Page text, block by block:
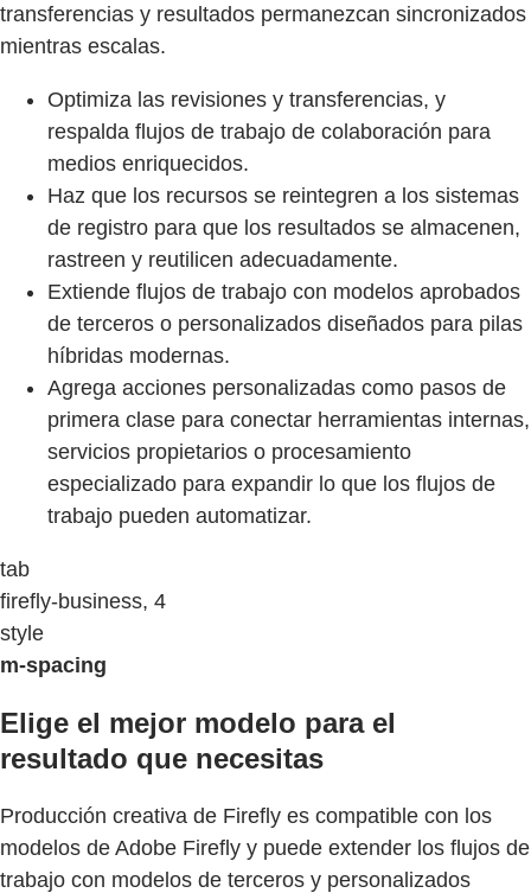
transferencias y resultados permanezcan sincronizados
mientras escalas.
Optimiza las revisiones y transferencias, y
respalda flujos de trabajo de colaboración para
medios enriquecidos.
Haz que los recursos se reintegren a los sistemas
de registro para que los resultados se almacenen,
rastreen y reutilicen adecuadamente.
Extiende flujos de trabajo con modelos aprobados
de terceros o personalizados diseñados para pilas
híbridas modernas.
Agrega acciones personalizadas como pasos de
primera clase para conectar herramientas internas,
servicios propietarios o procesamiento
especializado para expandir lo que los flujos de
trabajo pueden automatizar.
tab
firefly-business, 4
style
m-spacing
Elige el mejor modelo para el
resultado que necesitas
Producción creativa de Firefly es compatible con los
modelos de Adobe Firefly y puede extender los flujos de
trabajo con modelos de terceros y personalizados